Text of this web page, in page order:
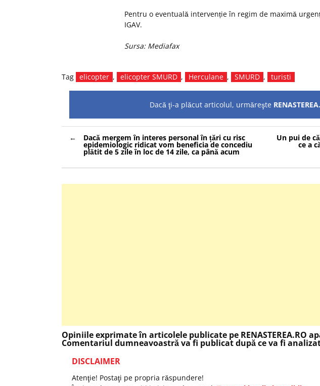
Pentru o eventuală intervenție în regim de maximă
IGAV.
Sursa: Mediafax
Tag elicopter , elicopter SMURD , Herculane , SMURD , turisti
Dacă ţi-a plăcut articolul, urmăreşte
Navigare
în
articole
Dacă mergem în interes personal în țări cu risc
epidemiologic ridicat vom beneficia de concediu
plătit de 5 zile în loc de 14 zile, ca până acum
Un pui de
ce a
Opiniile exprimate în articolele publicate pe RENASTEREA.RO
Comentariul dumneavoastră va fi publicat după ce va fi
DISCLAIMER
Atenţie! Postaţi pe propria răspundere!